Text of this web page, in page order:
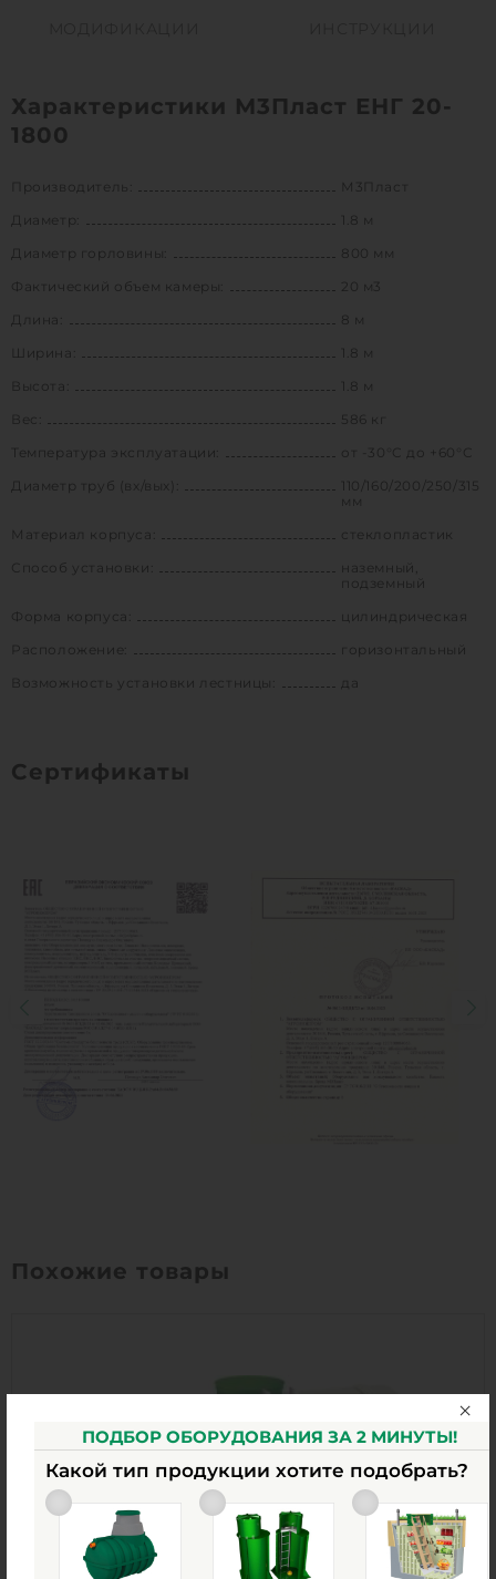
Характеристики М3Пласт ЕНГ 20-
1800
Производитель:
М3Пласт
Диаметр:
1.8 м
Диаметр горловины:
800 мм
Фактический объем камеры:
20 м3
Длина:
8 м
Ширина:
1.8 м
Высота:
1.8 м
586 кг
Температура эксплуатации:
от -30°C до +60°C
Диаметр труб (вх/вых):
110/160/200/250/315
мм
Материал корпуса:
стеклопластик
Способ установки:
наземный,
подземный
Форма корпуса:
цилиндрическая
Расположение:
горизонтальный
Возможность установки лестницы:
да
Сертификаты
Похожие товары
ПОДБОР ОБОРУДОВАНИЯ ЗА 2 МИНУТЫ!
Какой тип продукции хотите подобрать?